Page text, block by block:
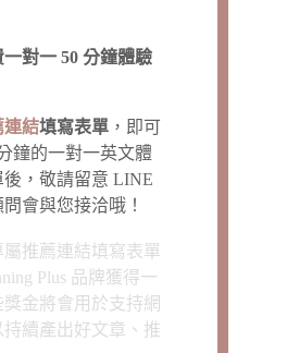
對一 50 分鐘體驗
連結填寫表單 ，即可
鐘的一對一英文體
，敬請留意 LINE
會與您接洽哦！
推薦連結填寫表單
Plus 品牌獲得一
金將會用於支持網
續產出好文章、推